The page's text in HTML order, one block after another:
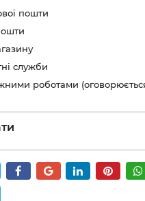
пошти
служби
роботами